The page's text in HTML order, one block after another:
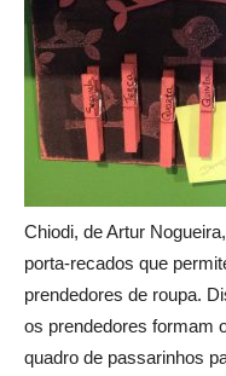
Chiodi, de Artur
porta-recados que
prendedores de roupa.
os prendedores formam
quadro de passarinhos